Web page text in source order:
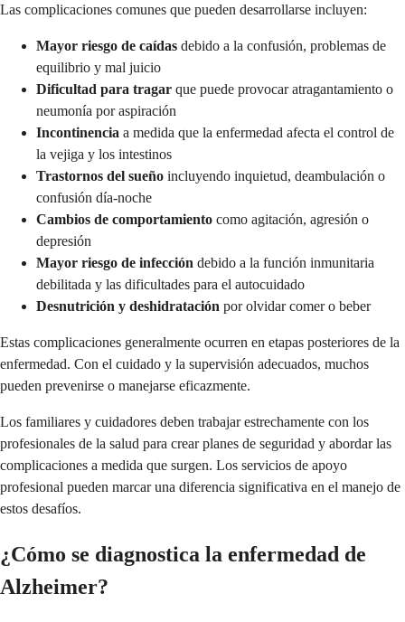
Las complicaciones comunes que pueden desarrollarse incluyen:
Mayor riesgo de caídas debido a la confusión, problemas de
equilibrio y mal juicio
Dificultad para tragar que puede provocar atragantamiento o
neumonía por aspiración
Incontinencia a medida que la enfermedad afecta el control de
la vejiga y los intestinos
Trastornos del sueño incluyendo inquietud, deambulación o
confusión día-noche
Cambios de comportamiento como agitación, agresión o
depresión
Mayor riesgo de infección debido a la función inmunitaria
debilitada y las dificultades para el autocuidado
Desnutrición y deshidratación por olvidar comer o beber
Estas complicaciones generalmente ocurren en etapas posteriores de la
enfermedad. Con el cuidado y la supervisión adecuados, muchos
pueden prevenirse o manejarse eficazmente.
Los familiares y cuidadores deben trabajar estrechamente con los
profesionales de la salud para crear planes de seguridad y abordar las
complicaciones a medida que surgen. Los servicios de apoyo
profesional pueden marcar una diferencia significativa en el manejo de
estos desafíos.
¿Cómo se diagnostica la enfermedad de
Alzheimer?